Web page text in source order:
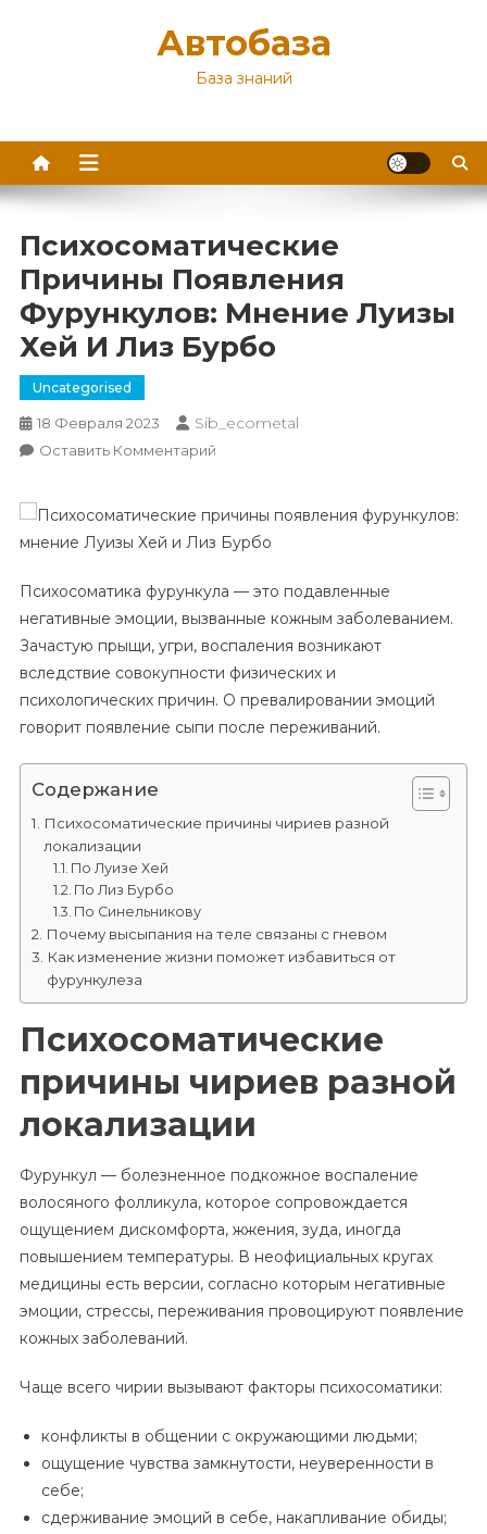
Автобаза
База знаний
Психосоматические
Причины Появления
Фурункулов: Мнение Луизы
Хей И Лиз Бурбо
Uncategorised
18 Февраля 2023 Sib_ecometal
Оставить КомментарийК
Появления
Фурункулов:
Луизы
Хей
И
Лиз
Бурбо
Психосоматика фурункула — это подавленные
негативные эмоции, вызванные кожным заболеванием.
Зачастую прыщи, угри, воспаления возникают
вследствие совокупности физических и
психологических причин. О превалировании эмоций
говорит появление сыпи после переживаний.
Содержание
Психосоматические причины чириев разной
локализации
По Луизе Хей
По Лиз Бурбо
По Синельникову
Почему высыпания на теле связаны с гневом
Как изменение жизни поможет избавиться от
фурункулеза
Психосоматические
причины чириев разной
локализации
Фурункул — болезненное подкожное воспаление
волосяного фолликула, которое сопровождается
ощущением дискомфорта, жжения, зуда, иногда
повышением температуры. В неофициальных кругах
медицины есть версии, согласно которым негативные
эмоции, стрессы, переживания провоцируют появление
кожных заболеваний.
Чаще всего чирии вызывают факторы психосоматики:
конфликты в общении с окружающими людьми;
ощущение чувства замкнутости, неуверенности в
себе;
сдерживание эмоций в себе, накапливание обиды;